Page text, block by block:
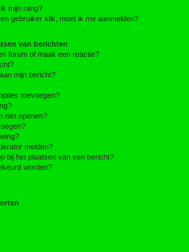
mijn rang?
gebruiker klik, moet ik me aanmelden?
van berichten
forum of maak een reactie?
mijn bericht?
toevoegen?
niet openen?
melden?
bij het plaatsen van een bericht?
worden?